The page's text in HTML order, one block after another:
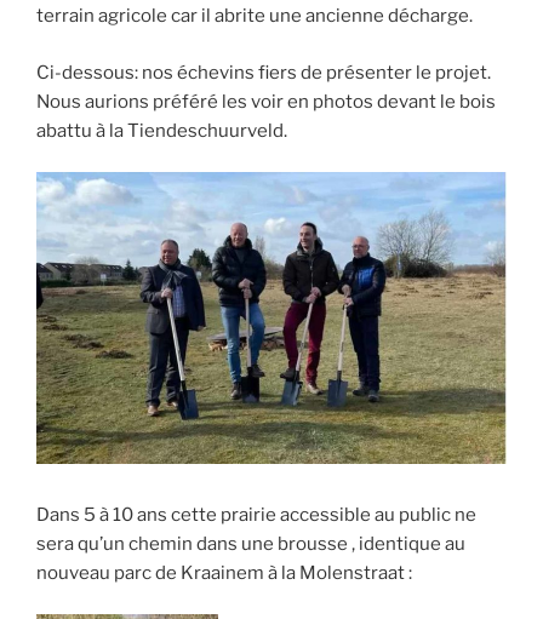
terrain agricole car il abrite une ancienne décharge.
Ci-dessous: nos échevins fiers de présenter le projet.
Nous aurions préféré les voir en photos devant le bois
abattu à la Tiendeschuurveld.
Dans 5 à 10 ans cette prairie accessible au public ne
sera qu’un chemin dans une brousse , identique au
nouveau parc de Kraainem à la Molenstraat :